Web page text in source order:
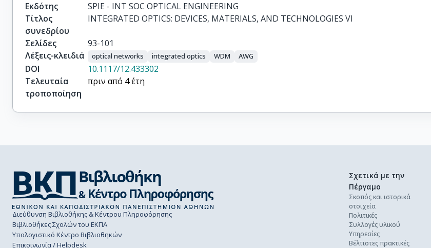
Εκδότης
SPIE - INT SOC OPTICAL ENGINEERING
Τίτλος
συνεδρίου
INTEGRATED OPTICS: DEVICES, MATERIALS, AND TECHNOLOGIES VI
Σελίδες
93-101
Λέξεις-κλειδιά
optical networks integrated optics WDM AWG
DOI
10.1117/12.433302
Τελευταία
τροποποίηση
πριν από 4 έτη
Διεύθυνση Βιβλιοθήκης & Κέντρου Πληροφόρησης
Βιβλιοθήκες Σχολών του ΕΚΠΑ
Υπολογιστικό Κέντρο Βιβλιοθηκών
Επικοινωνία / Helpdesk
Σχετικά με την
Πέργαμο
Σκοπός και ιστορικά
στοιχεία
Πολιτικές
Συλλογές υλικού
Υπηρεσίες
Βέλτιστες πρακτικές